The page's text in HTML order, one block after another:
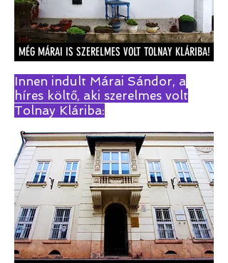
MÉG MÁRAI IS SZERELMES VOLT TOLNAY KLÁRIBA!
Innen indult Márai Sándor, a
híres költő, aki szerelmes volt
Tolnay Kláriba: